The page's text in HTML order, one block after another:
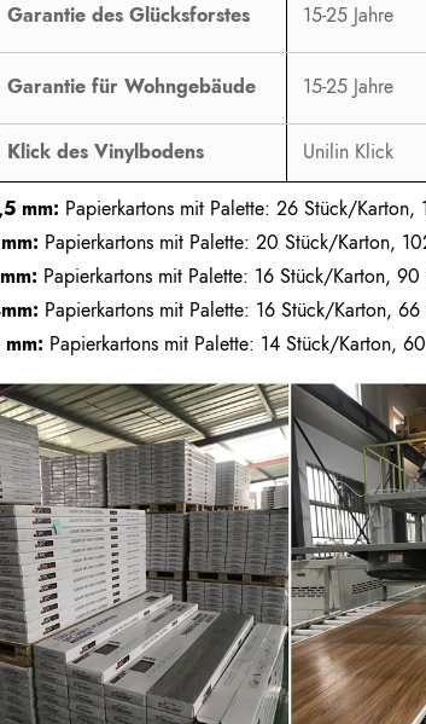
Garantie des Glücksforstes 15-25 Jahre
Garantie für Wohngebäude 15-25 Jahre
Klick des Vinylbodens Unilin Klick
mm: Papierkartons mit Palette: 26 Stück/
Papierkartons mit Palette: 20 Stück/Karton,
Papierkartons mit Palette: 16 Stück/Karton,
Papierkartons mit Palette: 16 Stück/Karton,
Papierkartons mit Palette: 14 Stück/Karton,